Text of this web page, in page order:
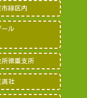
市緑区内
ール
所徳重支所
満社